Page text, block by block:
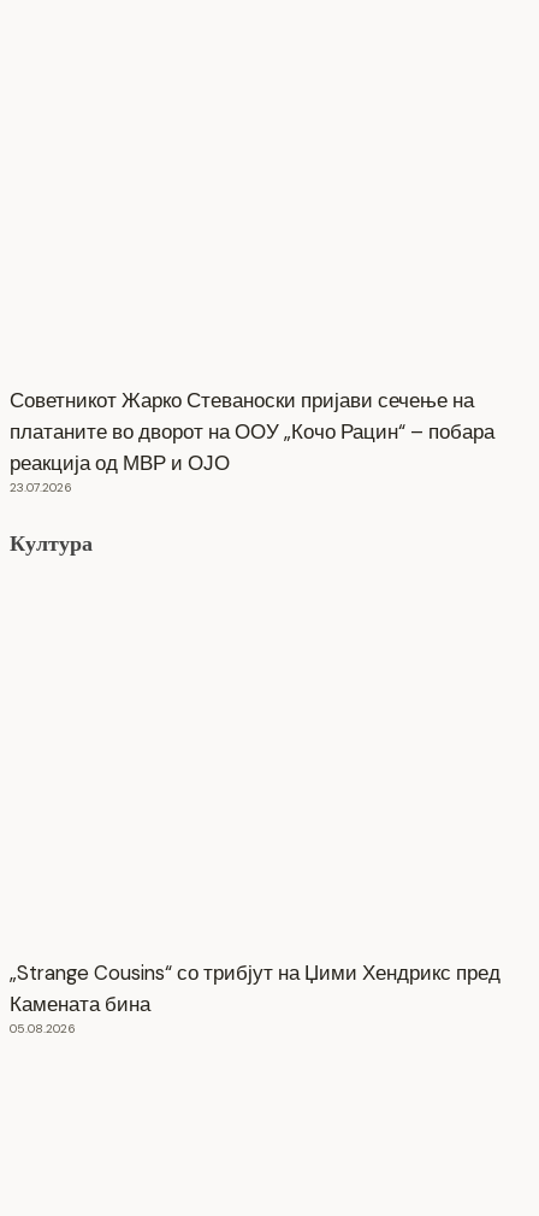
Советникот Жарко Стеваноски пријави сечење на
платаните во дворот на ООУ „Кочо Рацин“ – побара
реакција од МВР и ОЈО
23.07.2026
Култура
„Strange Cousins“ со трибјут на Џими Хендрикс пред
Камената бина
05.08.2026